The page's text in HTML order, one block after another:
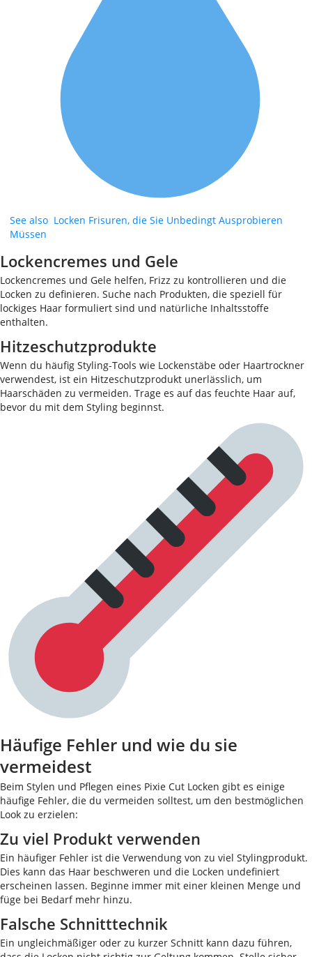
See also Locken Frisuren, die Sie Unbedingt Ausprobieren
Müssen
Lockencremes und Gele
Lockencremes und Gele helfen, Frizz zu kontrollieren und die
Locken zu definieren. Suche nach Produkten, die speziell für
lockiges Haar formuliert sind und natürliche Inhaltsstoffe
enthalten.
Hitzeschutzprodukte
Wenn du häufig Styling-Tools wie Lockenstäbe oder Haartrockner
verwendest, ist ein Hitzeschutzprodukt unerlässlich, um
Haarschäden zu vermeiden. Trage es auf das feuchte Haar auf,
bevor du mit dem Styling beginnst.
Häufige Fehler und wie du sie
vermeidest
Beim Stylen und Pflegen eines Pixie Cut Locken gibt es einige
häufige Fehler, die du vermeiden solltest, um den bestmöglichen
Look zu erzielen:
Zu viel Produkt verwenden
Ein häufiger Fehler ist die Verwendung von zu viel Stylingprodukt.
Dies kann das Haar beschweren und die Locken undefiniert
erscheinen lassen. Beginne immer mit einer kleinen Menge und
füge bei Bedarf mehr hinzu.
Falsche Schnitttechnik
Ein ungleichmäßiger oder zu kurzer Schnitt kann dazu führen,